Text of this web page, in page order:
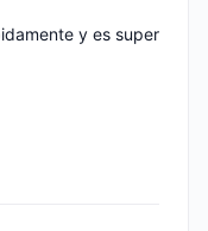
y es super